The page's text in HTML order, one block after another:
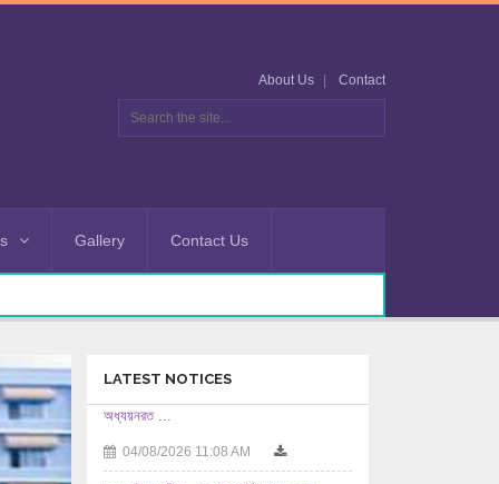
About Us Contact
Gallery Contact Us
LATEST NOTICES
অনুমতিসহ ...